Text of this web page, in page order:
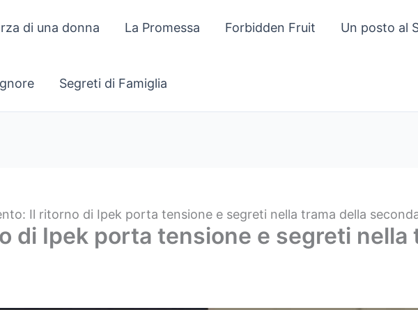
di una donna La Promessa Forbidden Fruit Un posto al
Segreti di Famiglia
Il ritorno di Ipek porta tensione e segreti nella trama della
di Ipek porta tensione e segreti nella